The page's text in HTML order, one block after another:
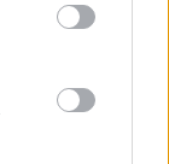
του στην